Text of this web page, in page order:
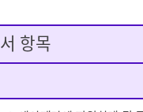
항목